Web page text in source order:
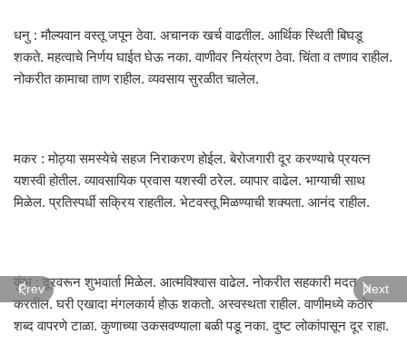
धनु : मौल्यवान वस्तू जपून ठेवा. अचानक खर्च वाढतील. आर्थिक स्थिती बिघडू
शकते. महत्वाचे निर्णय घाईत घेऊ नका. वाणीवर नियंत्रण ठेवा. चिंता व तणाव राहील.
नोकरीत कामाचा ताण राहील. व्यवसाय सुरळीत चालेल.
मकर : मोठ्या समस्येचे सहज निराकरण होईल. बेरोजगारी दूर करण्याचे प्रयत्न
यशस्वी होतील. व्यावसायिक प्रवास यशस्वी ठरेल. व्यापार वाढेल. भाग्याची साथ
मिळेल. प्रतिस्पर्धी सक्रिय राहतील. भेटवस्तू मिळण्याची शक्यता. आनंद राहील.
कुंभ : दूरवरून शुभवार्ता मिळेल. आत्मविश्वास वाढेल. नोकरीत सहकारी मदत
करतील. घरी एखादा मंगलकार्य होऊ शकतो. अस्वस्थता राहील. वाणीमध्ये कठोर
शब्द वापरणे टाळा. कुणाच्या उकसवण्याला बळी पडू नका. दुष्ट लोकांपासून दूर राहा.
Prev Next